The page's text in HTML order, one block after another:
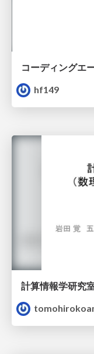
コーディングエ
hf149
計算情報学研究